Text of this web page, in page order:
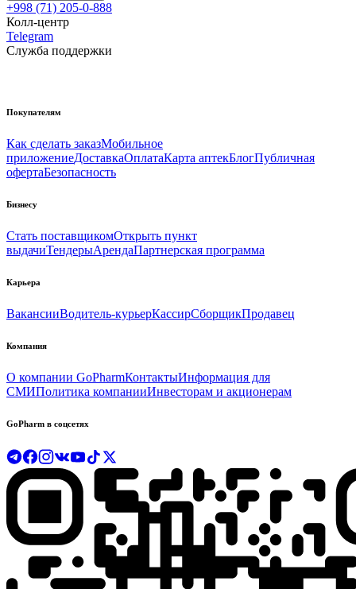
+998 (71) 205-0-888
Колл-центр
Telegram
Служба поддержки
Покупателям
Как сделать заказМобильное
приложениеДоставкаОплатаКарта аптекБлогПубличная
офертаБезопасность
Бизнесу
Стать поставщикомОткрыть пункт
выдачиТендерыАрендаПартнерская программа
Карьера
ВакансииВодитель-курьерКассирСборщикПродавец
Компания
О компании GoPharmКонтактыИнформация для
СМИПолитика компанииИнвесторам и акционерам
GoPharm в соцсетях